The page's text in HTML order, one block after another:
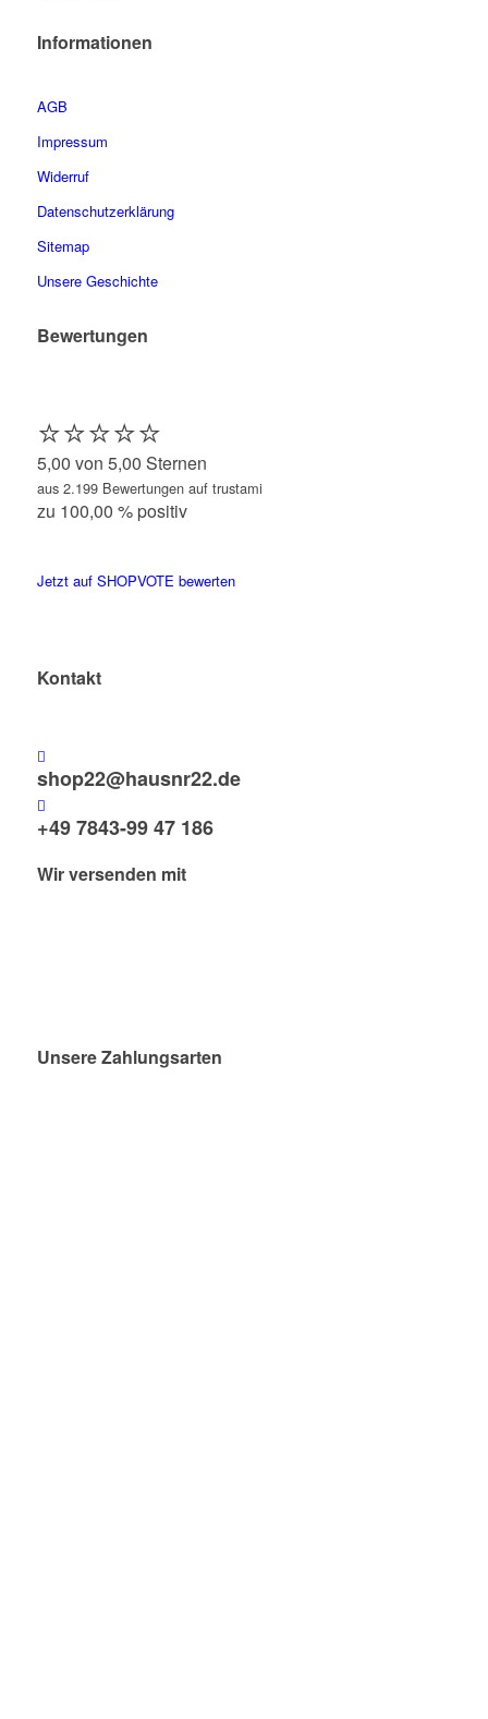
Informationen
AGB
Impressum
Widerruf
Datenschutzerklärung
Sitemap
Unsere Geschichte
Bewertungen
⭐️⭐️⭐️⭐️⭐️
5,00 von 5,00 Sternen
aus 2.199 Bewertungen auf trustami
zu 100,00 % positiv
Jetzt auf SHOPVOTE bewerten
Kontakt
shop22@hausnr22.de
+49 7843-99 47 186
Wir versenden mit
Unsere Zahlungsarten